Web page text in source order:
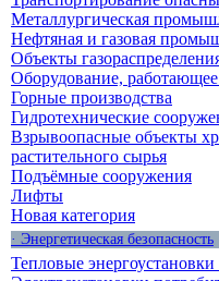
Металлургическая
Нефтяная и газовая
Объекты
Оборудование,
Горные производства
Гидротехнические
Взрывоопасные объекты
растительного сырья
Подъёмные сооружения
Лифты
Новая категория
· Энергетическая безопасность
Тепловые энергоустановки